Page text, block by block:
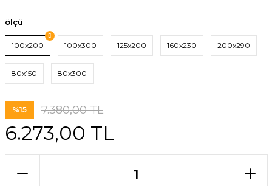
ölçü
100x200 100x300 125x200 160x230 200x290
80x150 80x300
%15 7.380,00 TL
6.273,00 TL